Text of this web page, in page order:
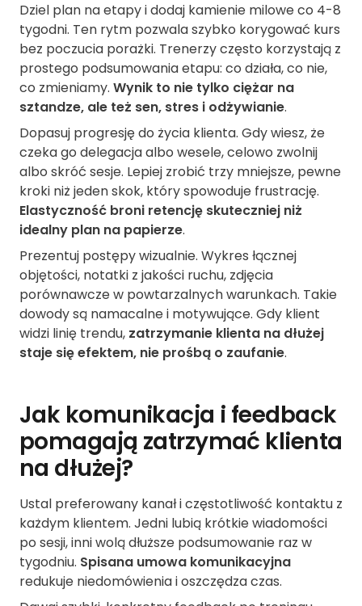
Dziel plan na etapy i dodaj kamienie milowe co 4-8
tygodni. Ten rytm pozwala szybko korygować kurs
bez poczucia porażki. Trenerzy często korzystają z
prostego podsumowania etapu: co działa, co nie,
co zmieniamy. Wynik to nie tylko ciężar na
sztandze, ale też sen, stres i odżywianie.
Dopasuj progresję do życia klienta. Gdy wiesz, że
czeka go delegacja albo wesele, celowo zwolnij
albo skróć sesje. Lepiej zrobić trzy mniejsze, pewne
kroki niż jeden skok, który spowoduje frustrację.
Elastyczność broni retencję skuteczniej niż
idealny plan na papierze.
Prezentuj postępy wizualnie. Wykres łącznej
objętości, notatki z jakości ruchu, zdjęcia
porównawcze w powtarzalnych warunkach. Takie
dowody są namacalne i motywujące. Gdy klient
widzi linię trendu, zatrzymanie klienta na dłużej
staje się efektem, nie prośbą o zaufanie.
Jak komunikacja i feedback
pomagają zatrzymać klienta
na dłużej?
Ustal preferowany kanał i częstotliwość kontaktu z
każdym klientem. Jedni lubią krótkie wiadomości
po sesji, inni wolą dłuższe podsumowanie raz w
tygodniu. Spisana umowa komunikacyjna
redukuje niedomówienia i oszczędza czas.